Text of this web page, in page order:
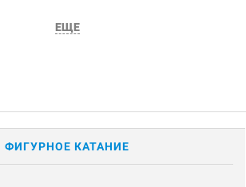
ЕЩЕ
ФИГУРНОЕ КАТАНИЕ